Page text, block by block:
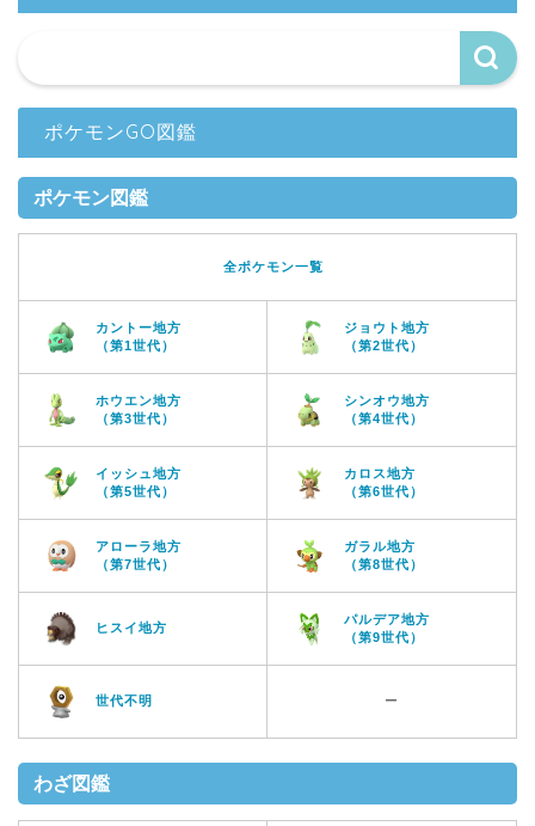
ポケモンGO図鑑
ポケモン図鑑
全ポケモン一覧
カントー地方
（第1世代）
ジョウト地方
（第2世代）
ホウエン地方
（第3世代）
シンオウ地方
（第4世代）
イッシュ地方
（第5世代）
カロス地方
（第6世代）
アローラ地方
（第7世代）
ガラル地方
（第8世代）
ヒスイ地方
パルデア地方
（第9世代）
世代不明 ー
わざ図鑑